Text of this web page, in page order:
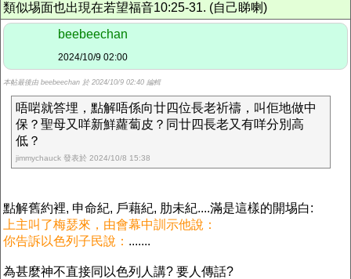
類似埸面也出現在若望福音10:25-31. (自己睇喇)
beebeechan
2024/10/9 02:00
本帖最後由 beebeechan 於 2024/10/9 02:40 編輯
唔啱就答埋，點解唔係向廿四位長老祈禱，叫佢地做中
保？聖母又咩新鮮蘿蔔皮？同廿四長老又有咩分別高
低？
jimmychauck 發表於 2024/10/8 15:38
點解舊約裡, 申命紀, 戶藉紀, 肋未紀....滿是這樣的開埸白:
上主叫了梅瑟來，由會幕中訓示他說：
你告訴以色列子民說： .......
為甚麼神不直接同以色列人講? 要人傳話?